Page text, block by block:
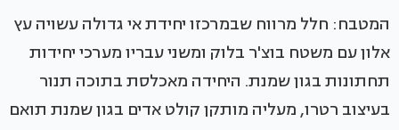
המטבח: חלל מרווח שבמרכזו יחידת אי גדולה עשויה עץ
אלון עם משטח בוצ'ר בלוק ומשני עבריו מערכי יחידות
תחתונות בגון שמנת. היחידה מאכלסת בתוכה תנור
בעיצוב רטרו, מעליה מותקן קולט אדים בגון שמנת תואם